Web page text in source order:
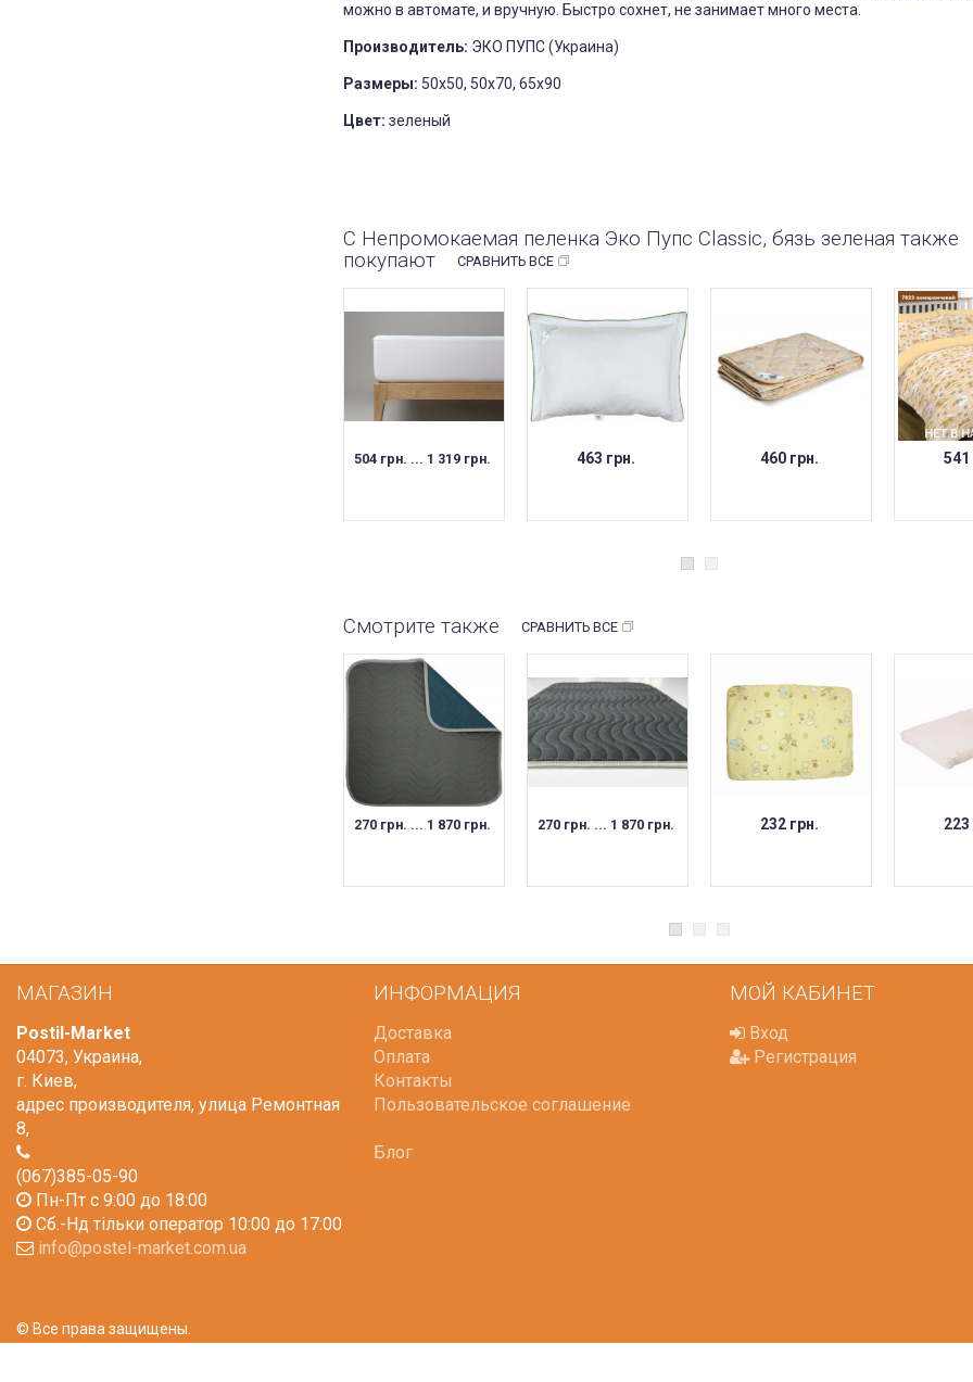
можно в автомате, и вручную. Быстро сохнет, не занимает много места.
Производитель: ЭКО ПУПС (Украина)
Размеры: 50х50, 50х70, 65х90
Цвет: зеленый
С Непромокаемая пеленка Эко Пупс Classic, бязь зеленая также
покупают
СРАВНИТЬ ВСЕ
504 грн. ... 1 319 грн. 463 грн. 460 грн. 541
НЕТ В
Смотрите также СРАВНИТЬ ВСЕ
270 грн. ... 1 870 грн. 270 грн. ... 1 870 грн. 232 грн. 223
МАГАЗИН
Postil-Market
04073, Украина,
г. Киев,
адрес производителя, улица Ремонтная
8,
(067)385-05-90
Пн-Пт с 9:00 до 18:00
Сб.-Нд тільки оператор 10:00 до 17:00
info@postel-market.com.ua
ИНФОРМАЦИЯ
Доставка
Оплата
Контакты
Пользовательское соглашение
Блог
МОЙ КАБИНЕТ
Вход
Регистрация
© Все права защищены.